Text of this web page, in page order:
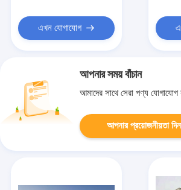
এখন যোগাযোগ
আপনার সময় বাঁচান
আমাদের সাথে সেরা পণ্য
আপনার প্রয়োজনীয়তা দিন